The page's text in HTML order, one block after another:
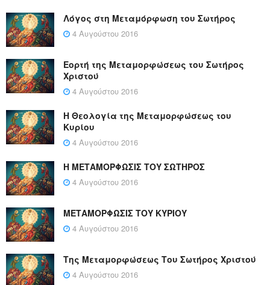
Λόγος στη Μεταμόρφωση του Σωτήρος
4 Αυγούστου 2016
Εορτή της Μεταμορφώσεως του Σωτήρος
Χριστού
4 Αυγούστου 2016
Η Θεολογία της Μεταμορφώσεως του
Κυρίου
4 Αυγούστου 2016
Η ΜΕΤΑΜΟΡΦΩΣΙΣ ΤΟΥ ΣΩΤΗΡΟΣ
4 Αυγούστου 2016
ΜΕΤΑΜΟΡΦΩΣΙΣ ΤΟΥ ΚΥΡΙΟΥ
4 Αυγούστου 2016
Της Μεταμορφώσεως Του Σωτήρος Χριστού
4 Αυγούστου 2016